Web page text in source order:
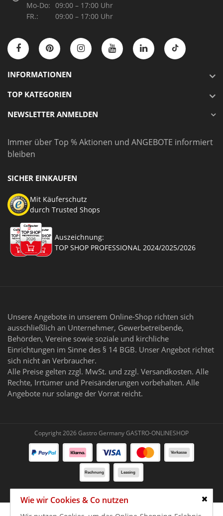
Mo-Do: 09:00 – 17:00 Uhr
FR.:
09:00 – 17:00 Uhr
INFORMATIONEN
TOP KATEGORIEN
NEWSLETTER ANMELDEN
Immer über Top % Aktionen und ANGEBOTE informiert
bleiben
SICHER EINKAUFEN
Mit Käuferschutz
durch Trusted Shops
Auszeichnung:
TOP SHOP PROFESSIONAL 2024/2025/2026
Unsere Angebote in unserem Online-Shop richten sich
ausschließlich an Unternehmer, Gewerbetreibende,
Behörden, Vereine sowie soziale und kirchliche
Einrichtungen im Sinne des § 14 BGB. Unser Angebot richtet
sich nicht an Verbraucher.
Alle Preise gelten zzgl. MwSt. und zzgl. Versandkosten. Alle
Rechte, Irrtümer und Preisänderungen vorbehalten. Alle
Angebote nur solange der Vorrat reicht.
Copyright 2026 Gastro Germany GASTRO-ONLINESHOP
Wie wir Cookies & Co nutzen